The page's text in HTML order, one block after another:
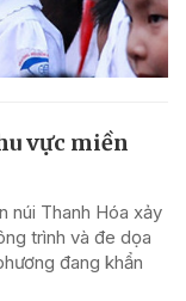
vực miền
núi Thanh Hóa xảy
trình và đe dọa
đang khẩn